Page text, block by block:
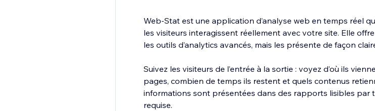
Web-Stat est une application d’analyse web en temps réel
les visiteurs interagissent réellement avec votre site. Elle
les outils d’analytics avancés, mais les présente de façon
Suivez les visiteurs de l’entrée à la sortie : voyez d’où ils
pages, combien de temps ils restent et quels contenus
informations sont présentées dans des rapports lisibles par
requise.